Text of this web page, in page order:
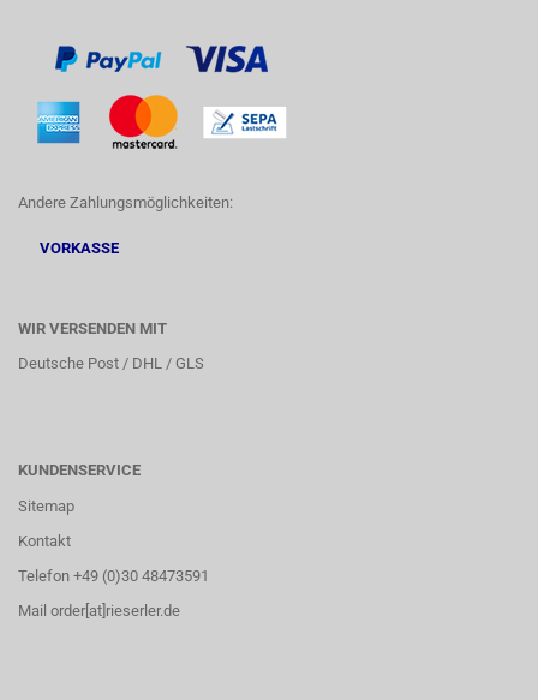
Andere Zahlungsmöglichkeiten:
VORKASSE
WIR VERSENDEN MIT
Deutsche Post / DHL / GLS
KUNDENSERVICE
Sitemap
Kontakt
Telefon +49 (0)30 48473591
Mail order[at]rieserler.de